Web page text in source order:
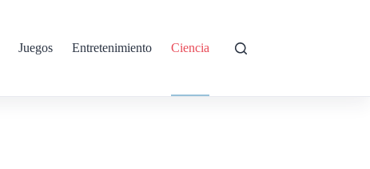
Juegos Entretenimiento Ciencia